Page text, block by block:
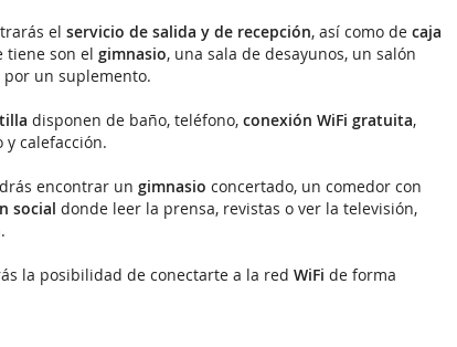
el servicio de salida y de recepción, así como de caja
tiene son el gimnasio, una sala de desayunos, un salón
por un suplemento.
disponen de baño, teléfono, conexión WiFi gratuita,
y calefacción.
encontrar un gimnasio concertado, un comedor con
social donde leer la prensa, revistas o ver la televisión,
.
la posibilidad de conectarte a la red WiFi de forma